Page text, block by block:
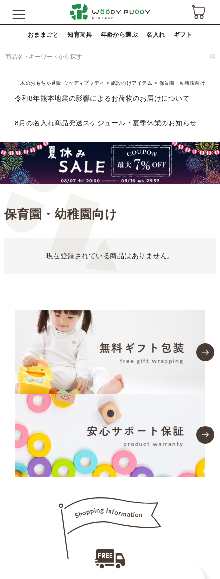
おままごと 知育玩具 年齢から選ぶ 名入れ ギフト
木のおもちゃ通販 ウッディプッディ 施設向けアイテム 保育園・幼稚園向け
令和8年熊本地震の影響によるお荷物のお届けについて
8月の名入れ商品発送スケジュール・夏季休業のお知らせ
保育園・幼稚園向け
現在登録されている商品はありません。